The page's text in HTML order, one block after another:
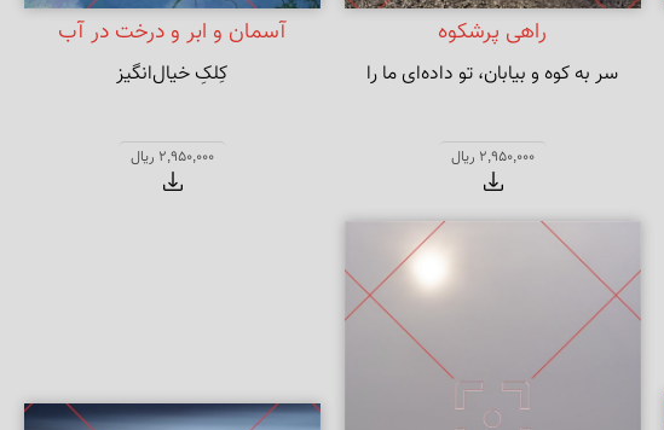
راهی پرشکوه
سر به کوه و بیابان، تو داده‌ای ما را
2,950,000 ریال
آسمان و ابر و درخت در آب
کِلکِ خیال‌انگیز
2,950,000 ریال